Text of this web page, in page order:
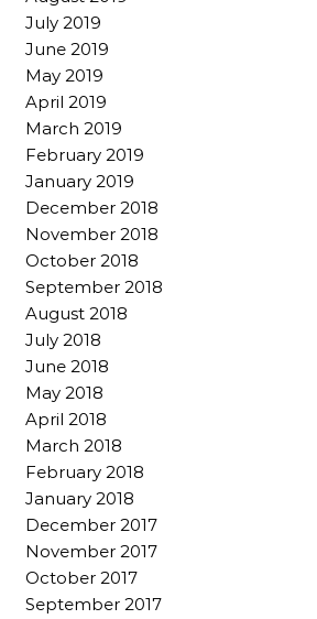
July 2019
June 2019
May 2019
April 2019
March 2019
February 2019
January 2019
December 2018
November 2018
October 2018
September 2018
August 2018
July 2018
June 2018
May 2018
April 2018
March 2018
February 2018
January 2018
December 2017
November 2017
October 2017
September 2017